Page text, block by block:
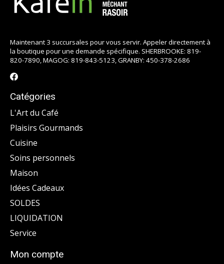
Maintenant 3 succursales pour vous servir. Appeler directement à
la boutique pour une demande spécifique. SHERBROOKE: 819-
820-7890, MAGOG: 819-843-5123, GRANBY: 450-378-2686
Catégories
L'Art du Café
Plaisirs Gourmands
Cuisine
Soins personnels
Maison
Idées Cadeaux
SOLDES
LIQUIDATION
Service
Mon compte